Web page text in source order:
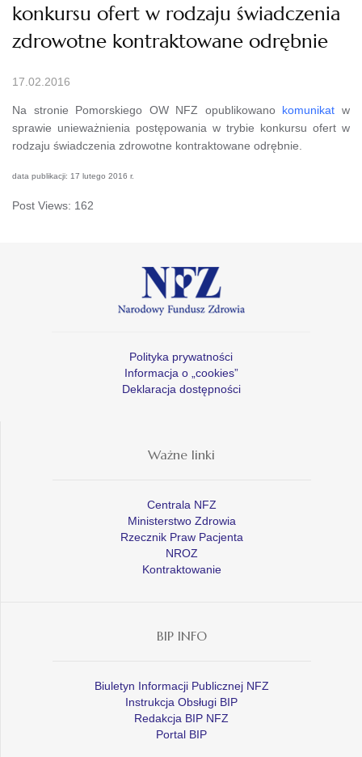
konkursu ofert w rodzaju świadczenia
zdrowotne kontraktowane odrębnie
17.02.2016
Na stronie Pomorskiego OW NFZ opublikowano komunikat w
sprawie unieważnienia postępowania w trybie konkursu ofert w
rodzaju świadczenia zdrowotne kontraktowane odrębnie.
data publikacji: 17 lutego 2016 r.
Post Views: 162
Polityka prywatności
Informacja o „cookies”
Deklaracja dostępności
Ważne linki
Centrala NFZ
Ministerstwo Zdrowia
Rzecznik Praw Pacjenta
NROZ
Kontraktowanie
BIP INFO
Biuletyn Informacji Publicznej NFZ
Instrukcja Obsługi BIP
Redakcja BIP NFZ
Portal BIP